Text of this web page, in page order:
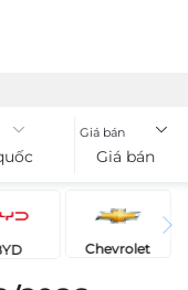
Giá bán
Giá bán
Chevrolet